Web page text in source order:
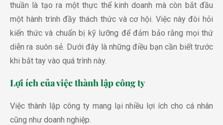
thuần là tạo ra một thực thể kinh doanh mà còn bắt đầu
một hành trình đầy thách thức và cơ hội. Việc này đòi hỏi
kiến thức và chuẩn bị kỹ lưỡng để đảm bảo rằng mọi thứ
diễn ra suôn sẻ. Dưới đây là những điều bạn cần biết trước
khi bắt tay vào quá trình này.
Lợi ích của việc thành lập công ty
Việc thành lập công ty mang lại nhiều lợi ích cho cá nhân
cũng như doanh nghiệp.